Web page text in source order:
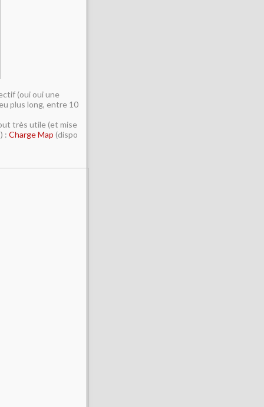
(oui oui une
plus long, entre 10
très utile (et mise
: Charge Map (dispo